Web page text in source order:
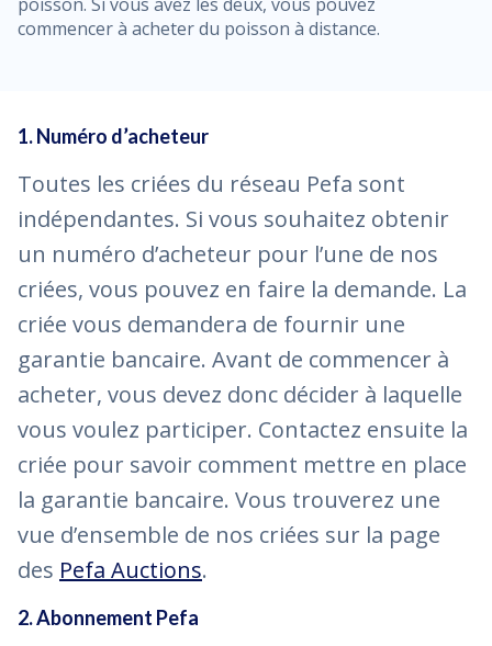
commencer à acheter du poisson à distance.
1. Numéro d’acheteur
Toutes les criées du réseau Pefa sont
indépendantes. Si vous souhaitez obtenir
un numéro d’acheteur pour l’une de nos
criées, vous pouvez en faire la demande. La
criée vous demandera de fournir une
garantie bancaire. Avant de commencer à
acheter, vous devez donc décider à laquelle
vous voulez participer. Contactez ensuite la
criée pour savoir comment mettre en place
la garantie bancaire. Vous trouverez une
vue d’ensemble de nos criées sur la page
des Pefa Auctions.
2. Abonnement Pefa